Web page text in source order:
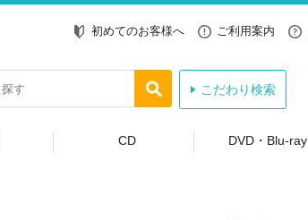
初めてのお客様へ ご利用案内
こだわり検索
CD DVD・Blu-ray